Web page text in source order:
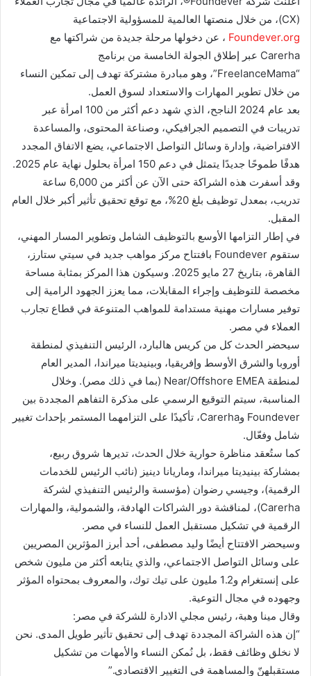
(CX)، من خلال منصتها العالمية للمسؤولية الاجتماعية
Foundever.org ، عن دخولها مرحلة جديدة من شراكتها مع
Carerha عبر إطلاق الجولة الخامسة من برنامج
“FreelanceMama”، وهو مبادرة مشتركة تهدف إلى تمكين النساء
من خلال تطوير المهارات والاستعداد لسوق العمل.
بعد عام 2024 الناجح، الذي شهد دعم أكثر من 100 امرأة عبر
تدريبات في التصميم الجرافيكي، وصناعة المحتوى، والمساعدة
الافتراضية، وإدارة وسائل التواصل الاجتماعي، يضع الاتفاق المجدد
هدفًا طموحًا جديدًا يتمثل في دعم 150 امرأة بحلول نهاية عام 2025.
وقد أسفرت هذه الشراكة حتى الآن عن أكثر من 6,000 ساعة
تدريب، بمعدل توظيف بلغ 20%، مع توقع تحقيق تأثير أكبر خلال العام
المقبل.
في إطار التزامها الأوسع بالتوظيف الشامل وتطوير المسار المهني،
ستقوم Foundever بافتتاح مركز مواهب جديد في سيتي ستارز،
القاهرة، بتاريخ 27 مايو 2025. وسيكون هذا المركز بمثابة مساحة
مخصصة للتوظيف وإجراء المقابلات، مما يعزز الجهود الرامية إلى
توفير مسارات مهنية مستدامة للمواهب المتنوعة في قطاع تجارب
العملاء في مصر.
سيحضر الحدث كل من كريس هالبارد، الرئيس التنفيذي لمنطقة
أوروبا والشرق الأوسط وإفريقيا، وبينيديتا ميراندا، المدير العام
لمنطقة Near/Offshore EMEA (بما في ذلك مصر). وخلال
المناسبة، سيتم التوقيع الرسمي على مذكرة التفاهم المجددة بين
Foundever وCarerha، تأكيدًا على التزامهما المستمر بإحداث تغيير
شامل وفعّال.
كما ستُعقد مناظرة حوارية خلال الحدث، تديرها شروق ربيع،
بمشاركة بينيديتا ميراندا، وماريانا دينيز (نائب الرئيس للخدمات
الرقمية)، وجيسي رضوان (مؤسسة والرئيس التنفيذي لشركة
Carerha)، لمناقشة دور الشراكات الهادفة، والشمولية، والمهارات
الرقمية في تشكيل مستقبل العمل للنساء في مصر.
وسيحضر الافتتاح أيضًا وليد مصطفى، أحد أبرز المؤثرين المصريين
على وسائل التواصل الاجتماعي، والذي يتابعه أكثر من مليون شخص
على إنستغرام و1.2 مليون على تيك توك، والمعروف بمحتواه المؤثر
وجهوده في مجال التوعية.
وقال مينا وهبة، رئيس مجلي الادارة للشركة في مصر:
“إن هذه الشراكة المجددة تهدف إلى تحقيق تأثير طويل المدى. نحن
لا نخلق وظائف فقط، بل نُمكن النساء والأمهات من تشكيل
مستقبلهنّ والمساهمة في التغيير الاقتصادي.”